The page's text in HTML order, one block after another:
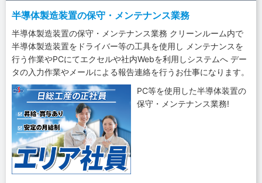
半導体製造装置の保守・メンテナンス業務
半導体製造装置の保守・メンテナンス業務 クリーンルーム内で
半導体製造装置をドライバー等の工具を使用し メンテナンスを
行う作業やPCにてエクセルや社内Webを利用しシステムへ デー
タの入力作業やメールによる報告連絡を行うお仕事になります。
PC等を使用した半導体装置の
保守・メンテナンス業務!